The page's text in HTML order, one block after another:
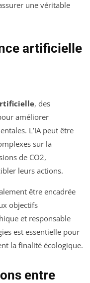
une véritable
artificielle
, des
améliorer
L’IA peut être
sur la
de CO2,
leurs actions.
être encadrée
objectifs
et responsable
est essentielle pour
la finalité écologique.
entre